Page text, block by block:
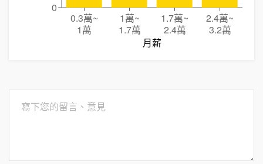
0.3萬~
1萬
1萬~
1.7萬
1.7萬~
2.4萬
2.4萬~
3.2萬
月薪
0